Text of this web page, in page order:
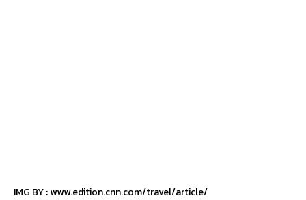
IMG BY :www.edition.cnn.com/travel/article/